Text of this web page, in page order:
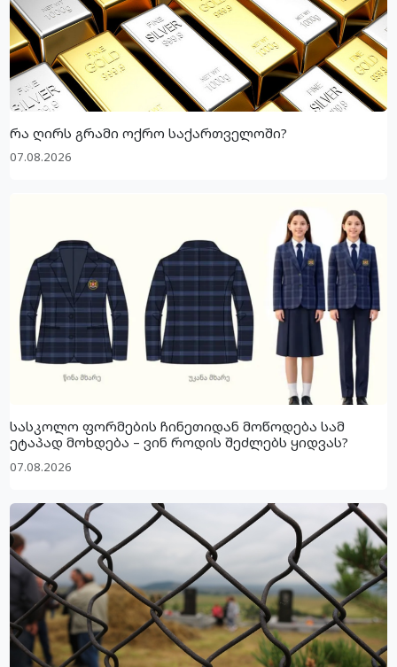
რა ღირს გრამი ოქრო საქართველოში?
07.08.2026
სასკოლო ფორმების ჩინეთიდან მოწოდება სამ
ეტაპად მოხდება – ვინ როდის შეძლებს ყიდვას?
07.08.2026